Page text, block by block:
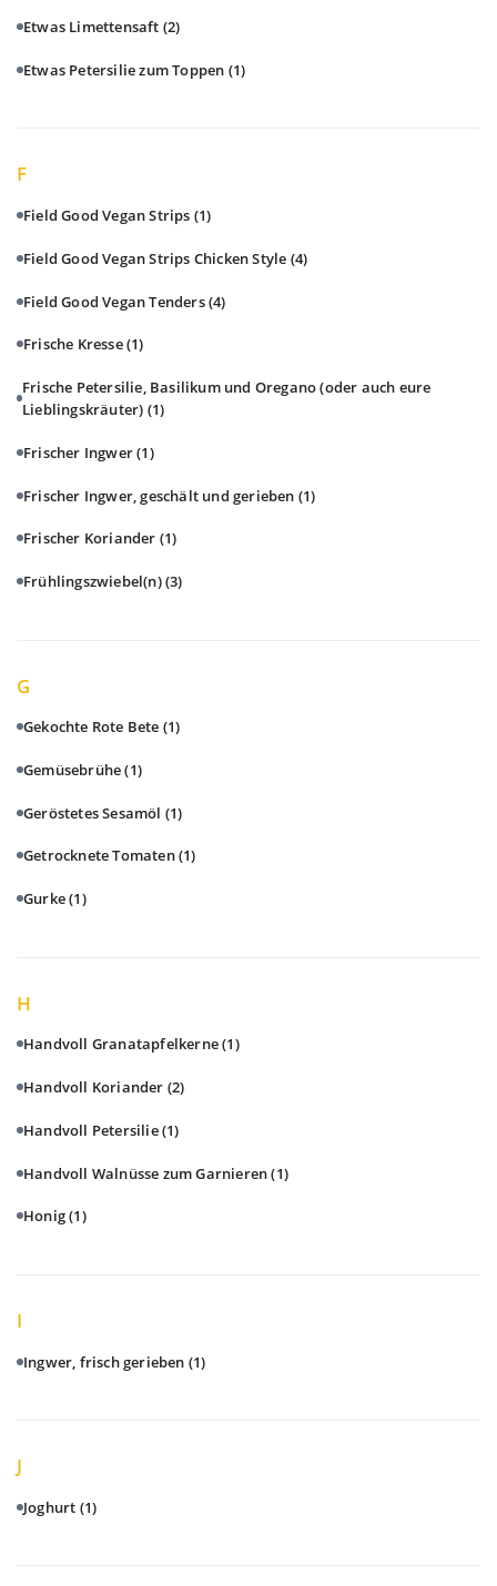
Etwas Limettensaft (2)
Etwas Petersilie zum Toppen (1)
F
Field Good Vegan Strips (1)
Field Good Vegan Strips Chicken Style (4)
Field Good Vegan Tenders(4)
Frische Kresse(1)
Frische Petersilie, Basilikum und Oregano (oder auch eure
Lieblingskräuter) (1)
Frischer Ingwer(1)
Frischer Ingwer, geschält und gerieben (1)
Frischer Koriander (1)
Frühlingszwiebel(n)(3)
G
Gekochte Rote Bete (1)
Gemüsebrühe(1)
Geröstetes Sesamöl (1)
Getrocknete Tomaten(1)
Gurke(1)
H
Handvoll Granatapfelkerne(1)
Handvoll Koriander (2)
Handvoll Petersilie(1)
Handvoll Walnüsse zum Garnieren(1)
Honig(1)
I
Ingwer, frisch gerieben (1)
J
Joghurt (1)